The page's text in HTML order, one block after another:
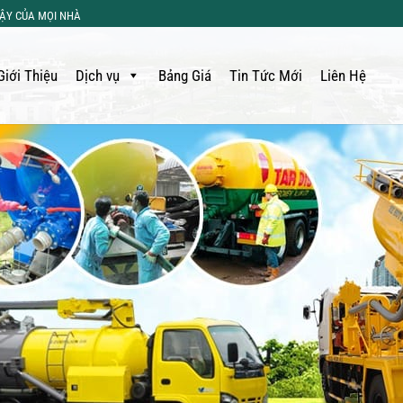
CỦA MỌI NHÀ
Thiệu Dịch vụ Bảng Giá Tin Tức Mới Liên Hệ